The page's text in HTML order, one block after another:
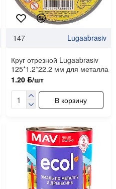
147 Lugaabrasiv
Круг отрезной Lugaabrasiv
125*1.2*22.2 мм для металла
1.20 ƃ/шт
В корзину